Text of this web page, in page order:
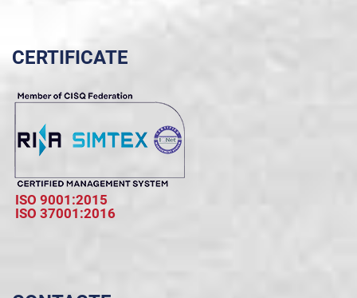
CERTIFICATE
ISO 9001:2015
ISO 37001:2016